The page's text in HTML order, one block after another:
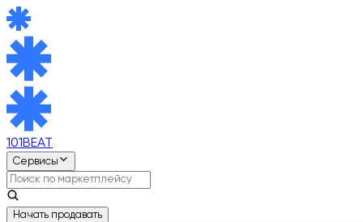
101BEAT
Сервисы
Начать продавать